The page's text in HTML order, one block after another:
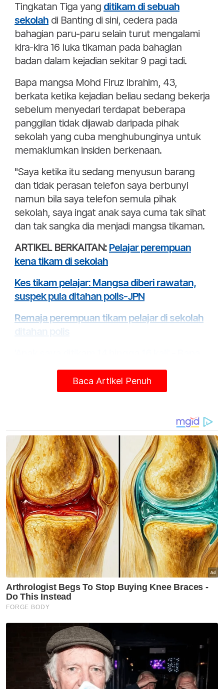
Tingkatan Tiga yang ditikam di sebuah
sekolah di Banting di sini, cedera pada
bahagian paru-paru selain turut mengalami
kira-kira 16 luka tikaman pada bahagian
badan dalam kejadian sekitar 9 pagi tadi.
Bapa mangsa Mohd Firuz Ibrahim, 43,
berkata ketika kejadian beliau sedang bekerja
sebelum menyedari terdapat beberapa
panggilan tidak dijawab daripada pihak
sekolah yang cuba menghubunginya untuk
memaklumkan insiden berkenaan.
"Saya ketika itu sedang menyusun barang
dan tidak perasan telefon saya berbunyi
namun bila saya telefon semula pihak
sekolah, saya ingat anak saya cuma tak sihat
dan tak sangka dia menjadi mangsa tikaman.
ARTIKEL BERKAITAN: Pelajar perempuan
kena tikam di sekolah
Kes tikam pelajar: Mangsa diberi rawatan,
suspek pula ditahan polis-JPN
Remaja perempuan tikam pelajar di sekolah
pelajar ditikam di sekolah
Remaja perempuan tikam pelajar di sekolah
Pelajar ditikam ketika waktu rehat, selepas
beli roti di kantin
Artikel Berkaitan:
Pelajar Tingkatan Empat terkena tumpahan merkuri
di sekolah
[VIDEO] 'Anak saya bukan pembuli' - Bapa pelajar
kes tikam tepis dakwaan tular
Pelajar ditikam ketika waktu rehat, selepas beli roti di
kantin
Kes tikam di sekolah: Suspek pelajar
perempuan disiasat cubaan bunuh
Suspek kes tikam pelajar direman empat hari
Kes tikam pelajar: Peguam sahkan suspek
OKU
Baca Artikel Penuh